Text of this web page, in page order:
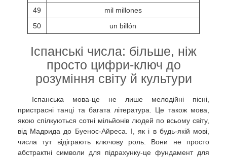
49
mil millones
50
un billón
Іспанські числа: більше, ніж
просто цифри-ключ до
розуміння світу й культури
Іспанська мова-це не лише мелодійні пісні,
пристрасні танці та багата література. Це також мова,
якою спілкуються сотні мільйонів людей по всьому світу,
від Мадрида до Буенос-Айреса. І, як і в будь-якій мові,
числа тут відіграють ключову роль. Вони не просто
абстрактні символи для підрахунку-це фундамент для